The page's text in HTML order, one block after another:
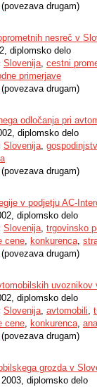
(povezava drugam)
nesreč v
diplomsko delo
Slovenija, cestni
primerjave
(povezava drugam)
odločanja pri
diplomsko delo
Slovenija,
(povezava drugam)
v podjetju AC-
diplomsko delo
Slovenija, trgovinsko
cene, konkurenca,
(povezava drugam)
uvoznikov
diplomsko delo
Slovenija, avtomobili,
cene, konkurenca,
(povezava drugam)
grozda v
2003, diplomsko delo